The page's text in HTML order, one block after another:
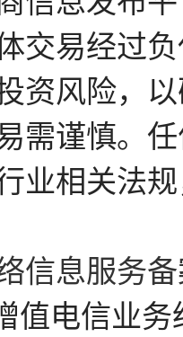
交易经过
资风险，
需谨慎。
业相关法
信息服务
值电信业务